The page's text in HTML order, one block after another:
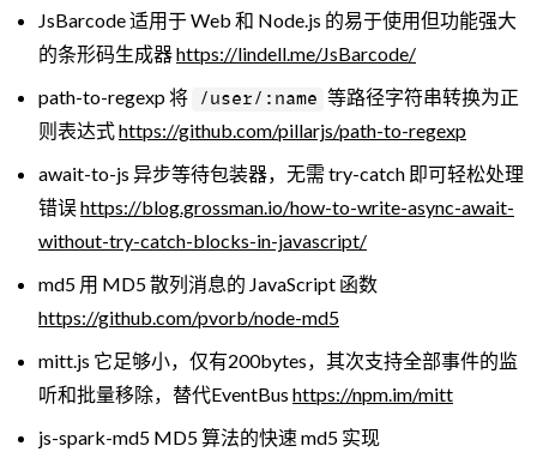
JsBarcode 适用于 Web 和 Node.js 的易于使用但功能强大
的条形码生成器https://lindell.me/JsBarcode/
path-to-regexp 将
/user/:name
等路径字符串转换为正
则表达式https://github.com/pillarjs/path-to-regexp
await-to-js 异步等待包装器，无需 try-catch 即可轻松处理
错误https://blog.grossman.io/how-to-write-async-await-
without-try-catch-blocks-in-javascript/
md5 用 MD5 散列消息的 JavaScript 函数
https://github.com/pvorb/node-md5
mitt.js 它足够小，仅有200bytes，其次支持全部事件的监
听和批量移除，替代EventBus https://npm.im/mitt
js-spark-md5 MD5 算法的快速 md5 实现